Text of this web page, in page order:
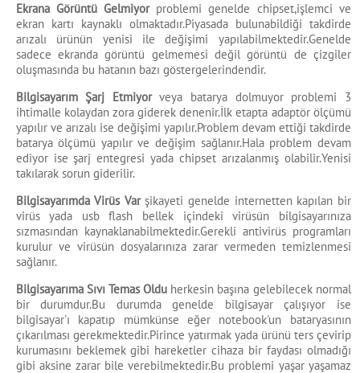
Ekrana Görüntü Gelmiyor problemi genelde chipset,işlemci ve
ekran kartı kaynaklı olmaktadır.Piyasada bulunabildiği takdirde
arızalı ürünün yenisi ile değişimi yapılabilmektedir.Genelde
sadece ekranda görüntü gelmemesi değil görüntü de çizgiler
oluşmasında bu hatanın bazı göstergelerindendir.
Bilgisayarım Şarj Etmiyorveya batarya dolmuyor problemi 3
ihtimalle kolaydan zora giderek denenir.İlk etapta adaptör ölçümü
yapılır ve arızalı ise değişimi yapılır.Problem devam ettiği takdirde
batarya ölçümü yapılır ve değişim sağlanır.Hala problem devam
ediyor ise şarj entegresi yada chipset arızalanmış olabilir.Yenisi
takılarak sorun giderilir.
Bilgisayarımda Virüs Varşikayeti genelde internetten kapılan bir
virüs yada usb flash bellek içindeki virüsün bilgisayarınıza
sızmasından kaynaklanabilmektedir.Gerekli antivirüs programları
kurulur ve virüsün dosyalarınıza zarar vermeden temizlenmesi
sağlanır.
Bilgisayarıma Sıvı Temas Oldu herkesin başına gelebilecek normal
bir durumdur.Bu durumda genelde bilgisayar çalışıyor ise
bilgisayar'ı kapatıp mümkünse eğer notebook'un bataryasının
çıkarılması gerekmektedir.Pirince yatırmak yada ürünü ters çevirip
kurumasını beklemek gibi hareketler cihaza bir faydası olmadığı
gibi aksine zarar bile verebilmektedir.Bu problemi yaşar yaşamaz